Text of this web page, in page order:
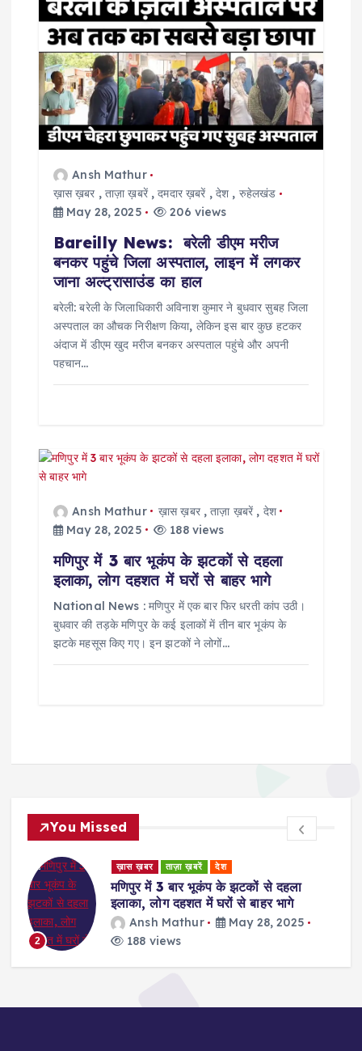
g
a
t
Ansh Mathur
ख़ास ख़बर ,ताज़ा ख़बरें,दमदार ख़बरें , देश , रुहेलखंड
May 28, 2025
206 views
Bareilly News: बरेली डीएम मरीज
बनकर पहुंचे जिला अस्पताल, लाइन में लगकर
जाना अल्ट्रासाउंड का हाल
बरेली: बरेली के जिलाधिकारी अविनाश कुमार ने बुधवार सुबह जिला
अस्पताल का औचक निरीक्षण किया, लेकिन इस बार कुछ हटकर
अंदाज में डीएम खुद मरीज बनकर अस्पताल पहुंचे और अपनी
पहचान…
Ansh Mathur ख़ास ख़बर,ताज़ा ख़बरें , देश
May 28, 2025
188 views
मणिपुर में 3 बार भूकंप के झटकों से दहला
इलाका, लोग दहशत में घरों से बाहर भागे
National News : मणिपुर में एक बार फिर धरती कांप उठी।
बुधवार की तड़के मणिपुर के कई इलाकों में तीन बार भूकंप के
झटके महसूस किए गए। इन झटकों ने लोगों…
You Missed
2
ख़ास ख़बर ताज़ा ख़बरें देश
मणिपुर में 3 बार भूकंप के झटकों से दहला
इलाका, लोग दहशत में घरों से बाहर भागे
Ansh Mathur
May 28, 2025
188 views